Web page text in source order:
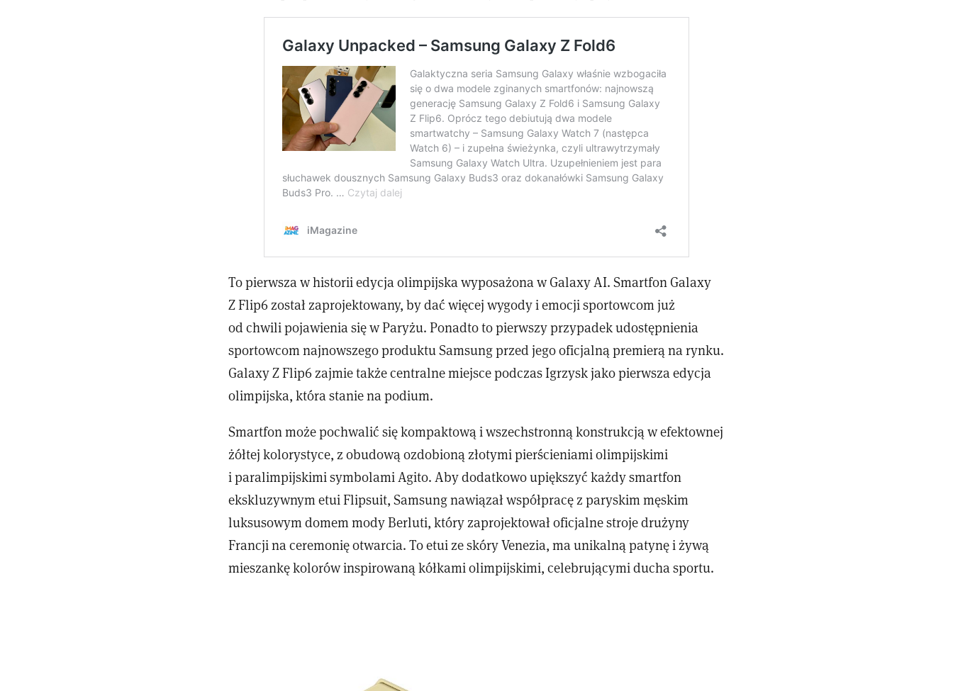
To pierwsza w historii edycja olimpijska wyposażona w Galaxy AI. Smartfon Galaxy
Z Flip6 został zaprojektowany, by dać więcej wygody i emocji sportowcom już
od chwili pojawienia się w Paryżu. Ponadto to pierwszy przypadek udostępnienia
sportowcom najnowszego produktu Samsung przed jego oficjalną premierą na rynku.
Galaxy Z Flip6 zajmie także centralne miejsce podczas Igrzysk jako pierwsza edycja
olimpijska, która stanie na podium.
Smartfon może pochwalić się kompaktową i wszechstronną konstrukcją w efektownej
żółtej kolorystyce, z obudową ozdobioną złotymi pierścieniami olimpijskimi
i paralimpijskimi symbolami Agito. Aby dodatkowo upiększyć każdy smartfon
ekskluzywnym etui Flipsuit, Samsung nawiązał współpracę z paryskim męskim
luksusowym domem mody Berluti, który zaprojektował oficjalne stroje drużyny
Francji na ceremonię otwarcia. To etui ze skóry Venezia, ma unikalną patynę i żywą
mieszankę kolorów inspirowaną kółkami olimpijskimi, celebrującymi ducha sportu.